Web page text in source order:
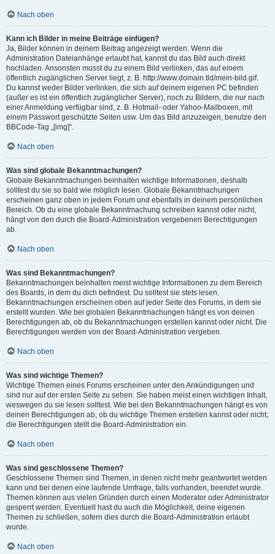
Nach oben
Kann ich Bilder in meine Beiträge einfügen?
Ja, Bilder können in deinem Beitrag angezeigt werden. Wenn die
Administration Dateianhänge erlaubt hat, kannst du das Bild auch direkt
hochladen. Ansonsten musst du zu einem Bild verlinken, das auf einem
öffentlich zugänglichen Server liegt, z. B. http://www.domain.tld/mein-bild.gif.
Du kannst weder Bilder verlinken, die sich auf deinem eigenen PC befinden
(außer es ist ein öffentlich zugänglicher Server), noch zu Bildern, die nur nach
einer Anmeldung verfügbar sind, z. B. Hotmail- oder Yahoo-Mailboxen, mit
einem Passwort geschützte Seiten usw. Um das Bild anzuzeigen, benutze den
BBCode-Tag „[img]“.
Nach oben
Was sind globale Bekanntmachungen?
Globale Bekanntmachungen beinhalten wichtige Informationen, deshalb
solltest du sie so bald wie möglich lesen. Globale Bekanntmachungen
erscheinen ganz oben in jedem Forum und ebenfalls in deinem persönlichen
Bereich. Ob du eine globale Bekanntmachung schreiben kannst oder nicht,
hängt von den durch die Board-Administration vergebenen Berechtigungen
ab.
Nach oben
Was sind Bekanntmachungen?
Bekanntmachungen beinhalten meist wichtige Informationen zu dem Bereich
des Boards, in dem du dich befindest. Du solltest sie stets lesen.
Bekanntmachungen erscheinen oben auf jeder Seite des Forums, in dem sie
erstellt wurden. Wie bei globalen Bekanntmachungen hängt es von deinen
Berechtigungen ab, ob du Bekanntmachungen erstellen kannst oder nicht. Die
Berechtigungen werden von der Board-Administration vergeben.
Nach oben
Was sind wichtige Themen?
Wichtige Themen eines Forums erscheinen unter den Ankündigungen und
sind nur auf der ersten Seite zu sehen. Sie haben meist einen wichtigen Inhalt,
weswegen du sie lesen solltest. Wie bei den Bekanntmachungen hängt es von
deinen Berechtigungen ab, ob du wichtige Themen erstellen kannst oder nicht;
die Berechtigungen stellt die Board-Administration ein.
Nach oben
Was sind geschlossene Themen?
Geschlossene Themen sind Themen, in denen nicht mehr geantwortet werden
kann und bei denen eine laufende Umfrage, falls vorhanden, beendet wurde.
Themen können aus vielen Gründen durch einen Moderator oder Administrator
gesperrt werden. Eventuell hast du auch die Möglichkeit, deine eigenen
Themen zu schließen, sofern dies durch die Board-Administration erlaubt
wurde.
Nach oben